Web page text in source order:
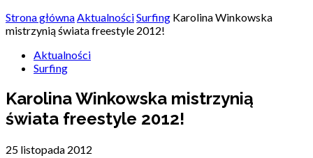
Strona głównaAktualnościSurfing Karolina Winkowska
mistrzynią świata freestyle 2012!
Aktualności
Surfing
Karolina Winkowska mistrzynią
świata freestyle 2012!
25 listopada 2012